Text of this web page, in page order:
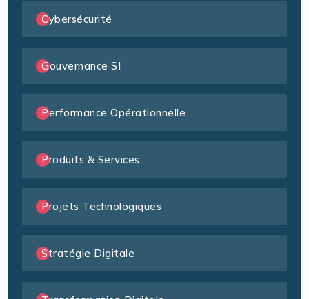
Cybersécurité
Gouvernance SI
Performance Opérationnelle
Produits & Services
Projets Technologiques
Stratégie Digitale